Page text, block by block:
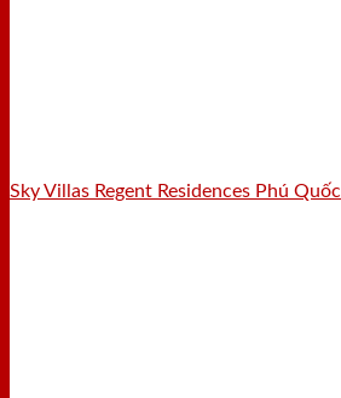
Sky Villas Regent Residences Phú Quốc